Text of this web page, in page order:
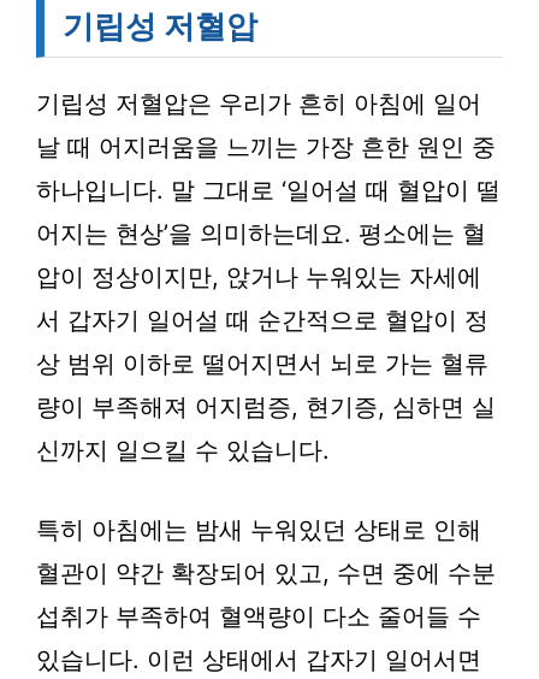
기립성 저혈압
기립성 저혈압은 우리가 흔히 아침에 일어
날 때 어지러움을 느끼는 가장 흔한 원인 중
하나입니다. 말 그대로 ‘일어설 때 혈압이 떨
어지는 현상’을 의미하는데요. 평소에는 혈
압이 정상이지만, 앉거나 누워있는 자세에
서 갑자기 일어설 때 순간적으로 혈압이 정
상 범위 이하로 떨어지면서 뇌로 가는 혈류
량이 부족해져 어지럼증, 현기증, 심하면 실
신까지 일으킬 수 있습니다.
특히 아침에는 밤새 누워있던 상태로 인해
혈관이 약간 확장되어 있고, 수면 중에 수분
섭취가 부족하여 혈액량이 다소 줄어들 수
있습니다. 이런 상태에서 갑자기 일어서면